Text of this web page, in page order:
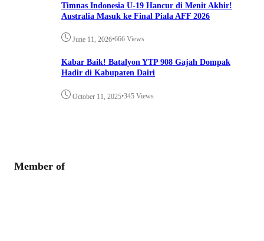
Timnas Indonesia U-19 Hancur di Menit Akhir!
Australia Masuk ke Final Piala AFF 2026
June 11, 2026•666 Views
Kabar Baik! Batalyon YTP 908 Gajah Dompak
Hadir di Kabupaten Dairi
October 11, 2025•345 Views
Member of